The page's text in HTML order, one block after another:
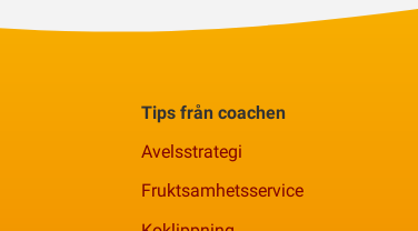
Tips från coachen
Avelsstrategi
Fruktsamhetsservice